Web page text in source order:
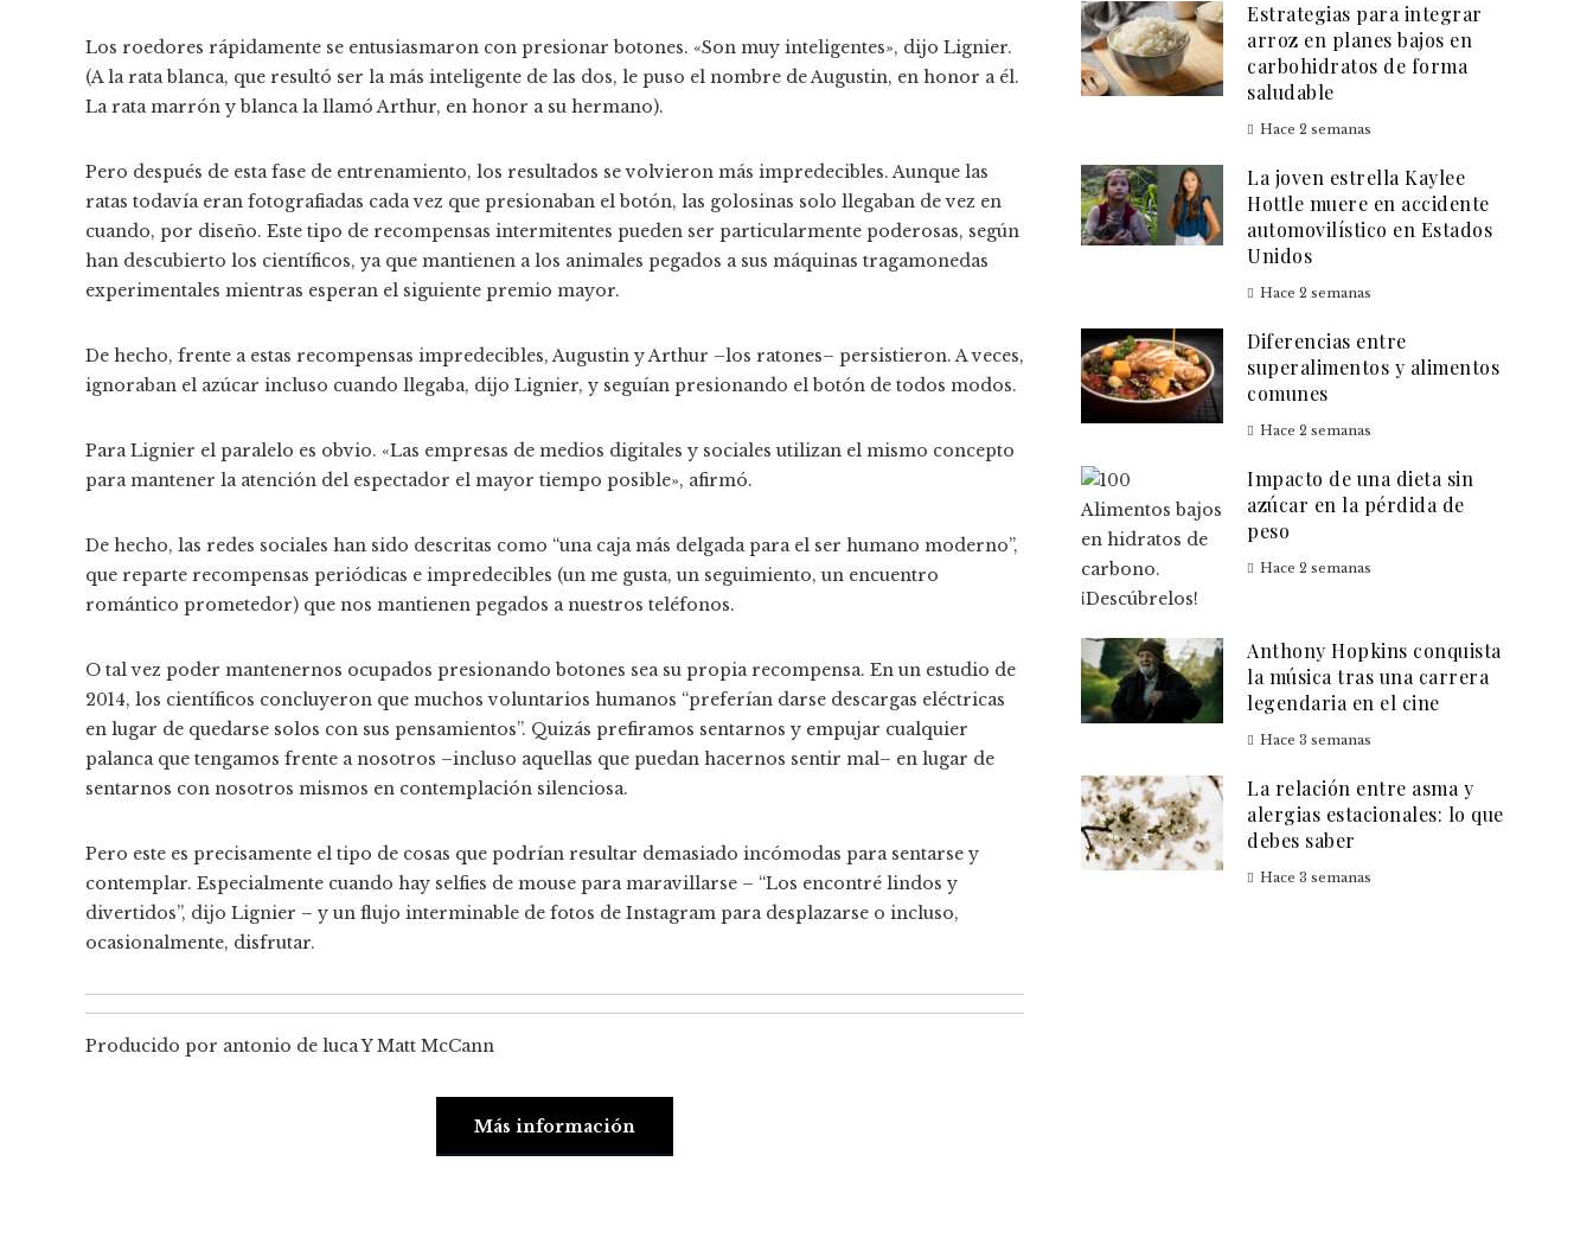
Los roedores rápidamente se entusiasmaron con presionar botones. «Son muy inteligentes», dijo Lignier.
(A la rata blanca, que resultó ser la más inteligente de las dos, le puso el nombre de Augustin, en honor a él.
La rata marrón y blanca la llamó Arthur, en honor a su hermano).
Pero después de esta fase de entrenamiento, los resultados se volvieron más impredecibles. Aunque las
ratas todavía eran fotografiadas cada vez que presionaban el botón, las golosinas solo llegaban de vez en
cuando, por diseño. Este tipo de recompensas intermitentes pueden ser particularmente poderosas, según
han descubierto los científicos, ya que mantienen a los animales pegados a sus máquinas tragamonedas
experimentales mientras esperan el siguiente premio mayor.
De hecho, frente a estas recompensas impredecibles, Augustin y Arthur –los ratones– persistieron. A veces,
ignoraban el azúcar incluso cuando llegaba, dijo Lignier, y seguían presionando el botón de todos modos.
Para Lignier el paralelo es obvio. «Las empresas de medios digitales y sociales utilizan el mismo concepto
para mantener la atención del espectador el mayor tiempo posible», afirmó.
De hecho, las redes sociales han sido descritas como “una caja más delgada para el ser humano moderno”,
que reparte recompensas periódicas e impredecibles (un me gusta, un seguimiento, un encuentro
romántico prometedor) que nos mantienen pegados a nuestros teléfonos.
O tal vez poder mantenernos ocupados presionando botones sea su propia recompensa. En un estudio de
2014, los científicos concluyeron que muchos voluntarios humanos “preferían darse descargas eléctricas
en lugar de quedarse solos con sus pensamientos”. Quizás prefiramos sentarnos y empujar cualquier
palanca que tengamos frente a nosotros –incluso aquellas que puedan hacernos sentir mal– en lugar de
sentarnos con nosotros mismos en contemplación silenciosa.
Pero este es precisamente el tipo de cosas que podrían resultar demasiado incómodas para sentarse y
contemplar. Especialmente cuando hay selfies de mouse para maravillarse – “Los encontré lindos y
divertidos”, dijo Lignier – y un flujo interminable de fotos de Instagram para desplazarse o incluso,
ocasionalmente, disfrutar.
Producido por antonio de lucaYMatt McCann
Más información
Estrategias para integrar
arroz en planes bajos en
carbohidratos de forma
saludable
Hace 2 semanas
La joven estrella Kaylee
Hottle muere en accidente
automovilístico en Estados
Unidos
Hace 2 semanas
Diferencias entre
superalimentos y alimentos
comunes
Hace 2 semanas
Impacto de una dieta sin
azúcar en la pérdida de
peso
Hace 2 semanas
Anthony Hopkins conquista
la música tras una carrera
legendaria en el cine
Hace 3 semanas
La relación entre asma y
alergias estacionales: lo que
debes saber
Hace 3 semanas